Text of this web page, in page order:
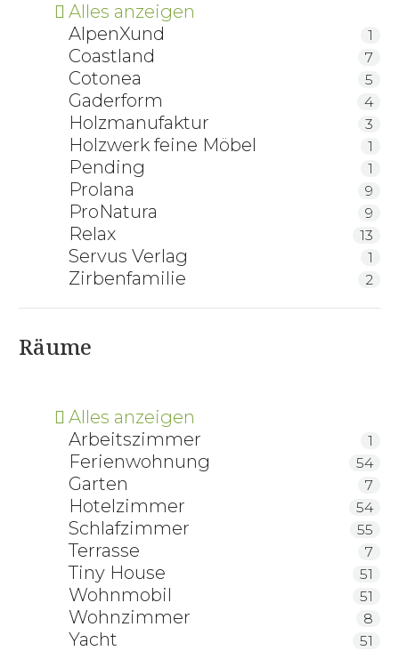
Alles anzeigen
AlpenXund
1
Coastland 7
Cotonea 5
Gaderform 4
Holzmanufaktur 3
Holzwerk feine Möbel 1
Pending 1
Prolana 9
ProNatura 9
Relax 13
Servus Verlag 1
Zirbenfamilie 2
Räume
Alles anzeigen
Arbeitszimmer
1
Ferienwohnung 54
Garten 7
Hotelzimmer 54
Schlafzimmer 55
Terrasse 7
Tiny House 51
Wohnmobil 51
Wohnzimmer 8
Yacht 51